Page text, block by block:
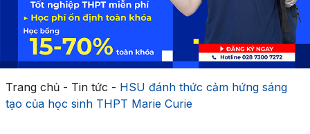
Trang chủ- Tin tức - HSU đánh thức cảm hứng sáng
tạo của học sinh THPT Marie Curie